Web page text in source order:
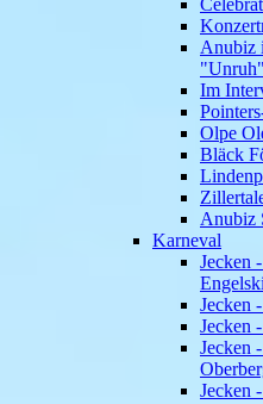
Anubiz
"Unruh"
Im
Olpe
Bläck
Anubiz
Karneval
Jecken
Jecken
Jecken
Jecken
Jecken